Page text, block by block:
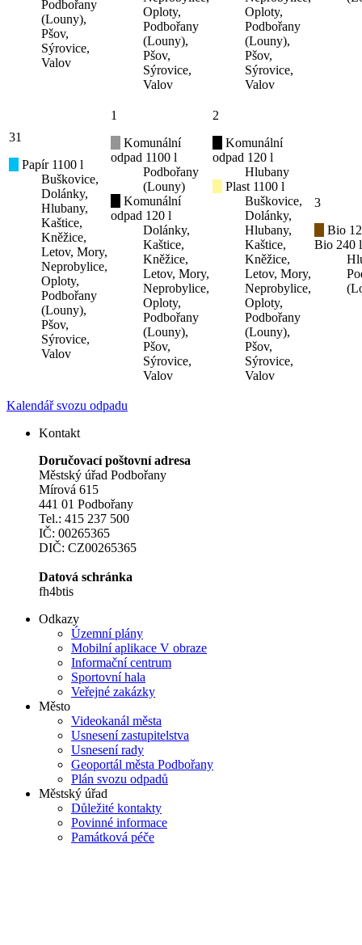
Podbořany
(Louny),
Pšov,
Sýrovice,
Valov
Oploty,
Podbořany
(Louny),
Pšov,
Sýrovice,
Valov
Oploty,
Podbořany
(Louny),
Pšov,
Sýrovice,
Valov
31
Papír 1100 l
Buškovice,
Dolánky,
Hlubany,
Kaštice,
Kněžice,
Letov, Mory,
Neprobylice,
Oploty,
Podbořany
(Louny),
Pšov,
Sýrovice,
Valov
1
Komunální
odpad 1100 l
Podbořany
(Louny)
Komunální
odpad 120 l
Dolánky,
Kaštice,
Kněžice,
Letov, Mory,
Neprobylice,
Oploty,
Podbořany
(Louny),
Pšov,
Sýrovice,
Valov
2
Komunální
odpad 120 l
Hlubany
Plast 1100 l
Buškovice,
Dolánky,
Hlubany,
Kaštice,
Kněžice,
Letov, Mory,
Neprobylice,
Oploty,
Podbořany
(Louny),
Pšov,
Sýrovice,
Valov
3
Bio
Bio 240 l
Kalendář svozu odpadu
Kontakt
Doručovací poštovní adresa
Městský úřad Podbořany
Mírová 615
441 01 Podbořany
Tel.: 415 237 500
IČ: 00265365
DIČ: CZ00265365
Datová schránka
fh4btis
Odkazy
Územní plány
Mobilní aplikace V obraze
Informační centrum
Sportovní hala
Veřejné zakázky
Město
Videokanál města
Usnesení zastupitelstva
Usnesení rady
Geoportál města Podbořany
Plán svozu odpadů
Městský úřad
Důležité kontakty
Povinné informace
Památková péče